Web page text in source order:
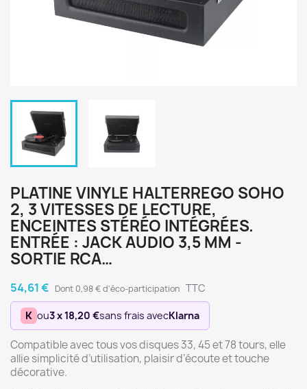
PLATINE VINYLE HALTERREGO SOHO
2, 3 VITESSES DE LECTURE,
ENCEINTES STÉRÉO INTÉGRÉES.
ENTRÉE : JACK AUDIO 3,5 MM -
SORTIE RCA…
54,61 € Dont 0,98 € d'éco-participation TTC
K ou3 x 18,20 €sans frais avecKlarna
Compatible avec tous vos disques 33, 45 et 78 tours, elle
allie simplicité d’utilisation, plaisir d’écoute et touche
décorative.